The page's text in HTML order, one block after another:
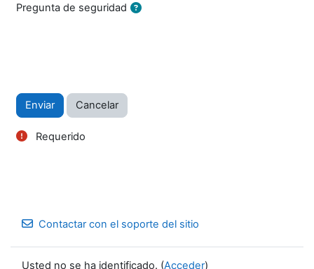
Pregunta de seguridad
Acciones de formulario
Requerido
Contactar con el soporte del sitio
Usted no se ha identificado. (Acceder)